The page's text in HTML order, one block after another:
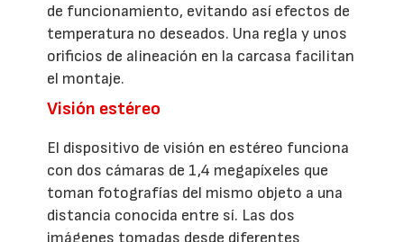
de funcionamiento, evitando así efectos de
temperatura no deseados. Una regla y unos
orificios de alineación en la carcasa facilitan
el montaje.
Visión estéreo
El dispositivo de visión en estéreo funciona
con dos cámaras de 1,4 megapíxeles que
toman fotografías del mismo objeto a una
distancia conocida entre sí. Las dos
imágenes tomadas desde diferentes